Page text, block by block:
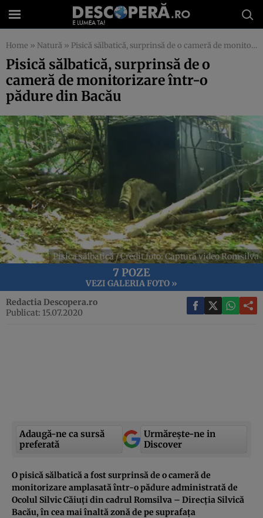
Home » Natură » Pisică sălbatică, surprinsă de o cameră de monitorizare într-o pădure din Bacău
Pisică sălbatică, surprinsă de o
cameră de monitorizare într-o
pădure din Bacău
Pisica sălbatică / Credit foto: Captură video Romsilva
7 POZE
VEZI GALERIA FOTO »
Redactia Descopera.ro
Publicat: 15.07.2020
Adaugă-ne ca sursă
preferată
Urmărește-ne in
Discover
O pisică sălbatică a fost surprinsă de o cameră de
monitorizare amplasată într-o pădure administrată de
Ocolul Silvic Căiuți din cadrul Romsilva – Direcția Silvică
Bacău, în cea mai înaltă zonă de pe suprafața